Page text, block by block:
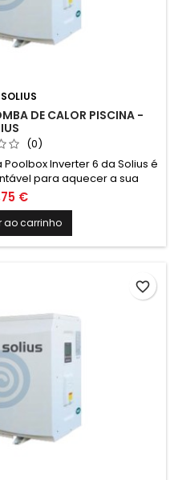
SOLIUS
DE CALOR PISCINA -
(0)
Inverter 6 da Solius é
para aquecer a sua
garante um desempenho
Aproveite já o conforto e a
de calor Solius.
€
ao carrinho
favorite_border